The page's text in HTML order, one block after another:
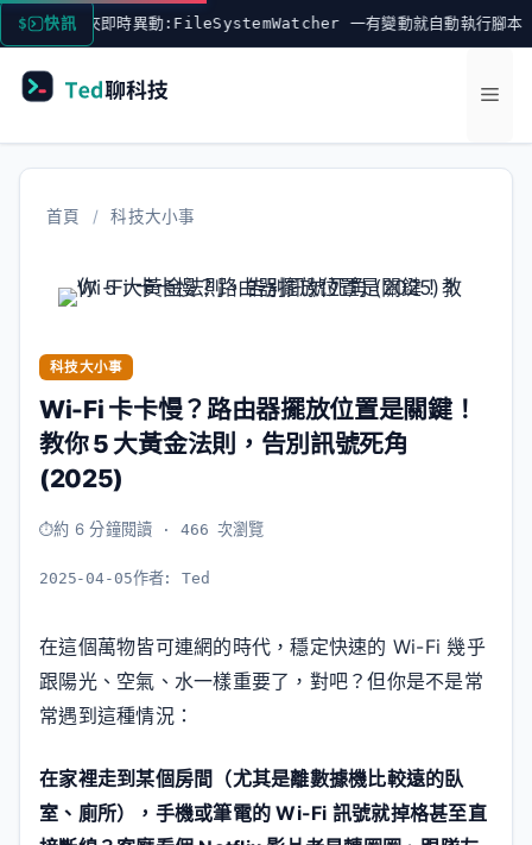
跳
至
快訊
夾即時異動:FileSystemWatcher 一有變動就自動執行腳本
選
單
首頁 / 科技大小事
科技大小事
Wi-Fi 卡卡慢？路由器擺放位置是關鍵！
教你 5 大黃金法則，告別訊號死角
(2025)
約 6 分鐘閱讀 · 466 次瀏覽
2025-04-05作者:Ted
在這個萬物皆可連網的時代，穩定快速的 Wi-Fi 幾乎
跟陽光、空氣、水一樣重要了，對吧？但你是不是常
常遇到這種情況：
在家裡走到某個房間（尤其是離數據機比較遠的臥
室、廁所），手機或筆電的 Wi-Fi 訊號就掉格甚至直